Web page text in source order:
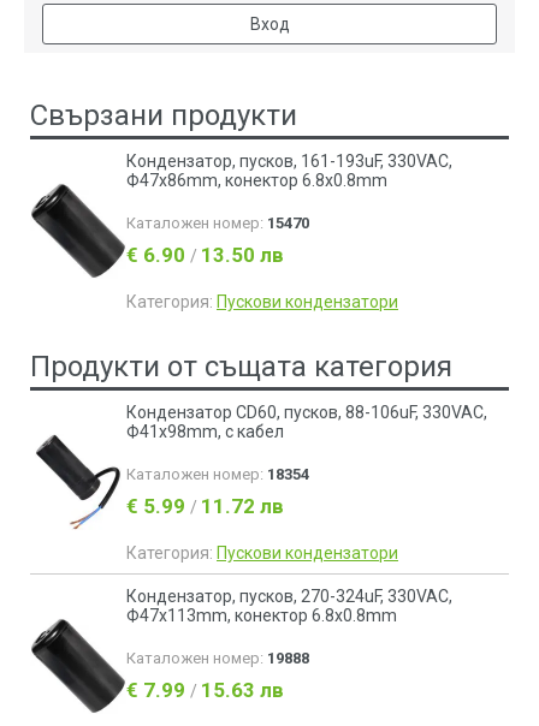
Вход
Свързани продукти
Кондензатор, пусков, 161-193uF, 330VAC,
Ф47x86mm, конектор 6.8x0.8mm
Каталожен номер: 15470
€ 6.90 / 13.50 лв
Категория: Пускови кондензатори
Продукти от същата категория
Кондензатор CD60, пусков, 88-106uF, 330VAC,
Ф41x98mm, с кабел
Каталожен номер: 18354
€ 5.99 / 11.72 лв
Категория: Пускови кондензатори
Кондензатор, пусков, 270-324uF, 330VAC,
Ф47x113mm, конектор 6.8x0.8mm
Каталожен номер: 19888
€ 7.99 / 15.63 лв